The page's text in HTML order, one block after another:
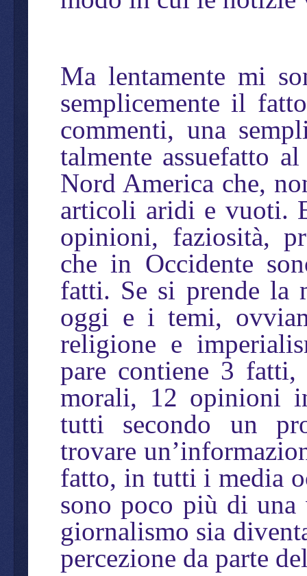
Ma lentamente mi
semplicemente il
commenti, una
talmente assuefatto
Nord America che,
articoli aridi e vuoti.
opinioni, faziosità,
che in Occidente
fatti. Se si prende la
oggi e i temi,
religione e
pare contiene 3
morali, 12 opinioni
tutti secondo un
trovare
fatto, in tutti i media
sono poco più di una
giornalismo sia
percezione da parte